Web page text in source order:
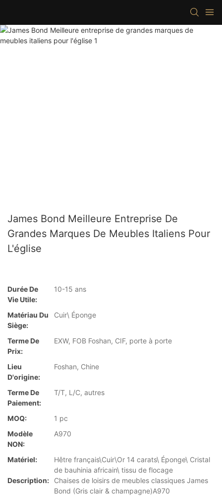
James Bond Meilleure Entreprise De
Grandes Marques De Meubles Italiens Pour
L'église
Durée De
Vie Utile:
10-15 ans
Matériau Du
Siège:
Cuir\ Éponge
Terme De
Prix:
EXW, FOB Foshan, CIF, porte à porte
Lieu
D'origine:
Foshan, Chine
Terme De
Paiement:
T/T, L/C, autres
MOQ:
1 pc
Modèle
NON:
A970
Matériel:
Hêtre français\Cuir\Or 14 carats\ Éponge\ Cristal
de bauhinia africain\ tissu de flocage
Description:
Chaises de loisirs de meubles classiques James
Bond (Gris clair & champagne)A970